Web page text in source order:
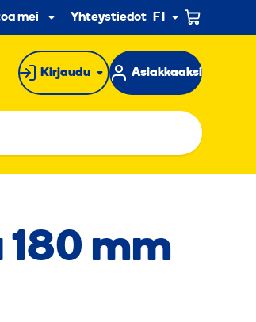
meistäAlavalikko
Yhteystiedot FI
Kirjaudu Asiakkaaksi
mm